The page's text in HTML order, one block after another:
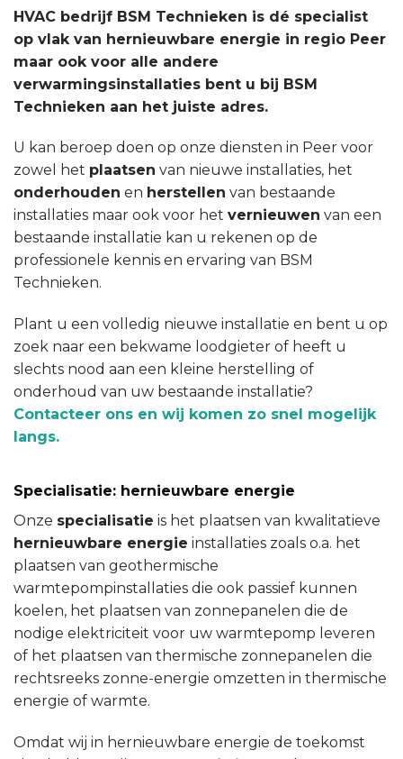
HVAC bedrijf BSM Technieken is dé specialist
op vlak van hernieuwbare energie in regio Peer
maar ook voor alle andere
verwarmingsinstallaties bent u bij BSM
Technieken aan het juiste adres.
U kan beroep doen op onze diensten in Peer voor
zowel het plaatsen van nieuwe installaties, het
onderhouden en herstellen van bestaande
installaties maar ook voor het vernieuwen van een
bestaande installatie kan u rekenen op de
professionele kennis en ervaring van BSM
Technieken.
Plant u een volledig nieuwe installatie en bent u op
zoek naar een bekwame loodgieter of heeft u
slechts nood aan een kleine herstelling of
onderhoud van uw bestaande installatie?
Contacteer ons en wij komen zo snel mogelijk
langs.
Specialisatie: hernieuwbare energie
Onze specialisatie is het plaatsen van kwalitatieve
hernieuwbare energie installaties zoals o.a. het
plaatsen van geothermische
warmtepompinstallaties die ook passief kunnen
koelen, het plaatsen van zonnepanelen die de
nodige elektriciteit voor uw warmtepomp leveren
of het plaatsen van thermische zonnepanelen die
rechtsreeks zonne-energie omzetten in thermische
energie of warmte.
Omdat wij in hernieuwbare energie de toekomst